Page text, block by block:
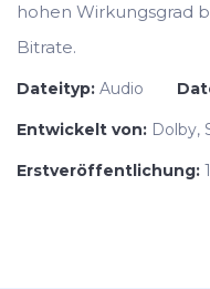
hohen Wirkungsgrad
Bitrate.
Dateityp: Audio
Entwickelt von: Dolby,
Erstveröffentlichung: